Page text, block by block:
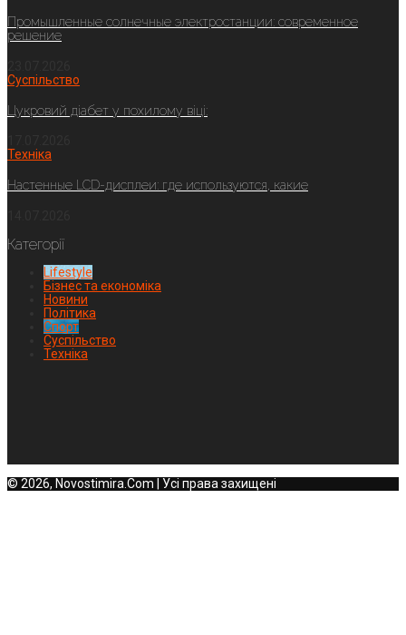
Промышленные солнечные электростанции: современное
решение
Суспільство
Цукровий діабет у похилому віці:
Техніка
Настенные LCD-дисплеи: где используются, какие
Категорії
Lifestyle
Бізнес та економіка
Новини
Політика
Спорт
Суспільство
Техніка
© 2026, Novostimira.Com | Усі права захищені